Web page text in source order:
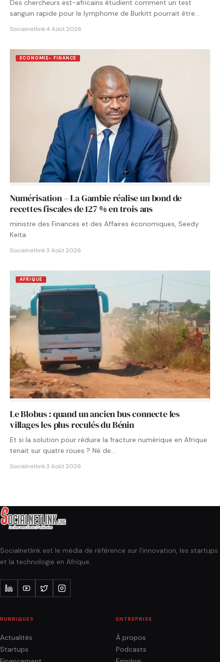
Des chercheurs est-africains étudient comment un test
sanguin rapide pour le lymphome de Burkitt pourrait être
Socialnetlink·4 Août 2026
ECONOMIE- FINANCE
Numérisation – La Gambie réalise un bond de
recettes fiscales de 127 % en trois ans
ministre des Finances et des Affaires économiques, Seedy
Keita
Socialnetlink·3 Août 2026
AFRIQUE
Le Blobus : quand un ancien bus connecte les
villages les plus reculés du Bénin
Et si la solution pour réduire la fracture numérique en Afrique
tenait sur quatre roues ? Né de…
Socialnetlink·3 Août 2026
Socialnetlink est le média de référence sur l'innovation, les startups
et la technologie en Afrique.
RUBRIQUES
Actualités
Startups
ENTREPRISE
À propos
Podcasts